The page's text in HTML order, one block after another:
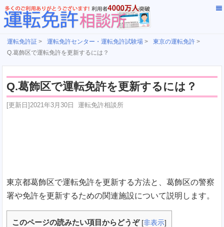
運転免許証 > 運転免許センター・運転免許試験場 > 東京の運転免許 >
Q.葛飾区で運転免許を更新するには？
Q.葛飾区で運転免許を更新するには？
[更新日]2021年3月30日 運転免許相談所
東京都葛飾区で運転免許を更新する方法と、葛飾区の警察
署や免許を更新するための関連施設について説明します。
このページの読みたい項目からどうぞ [非表示]